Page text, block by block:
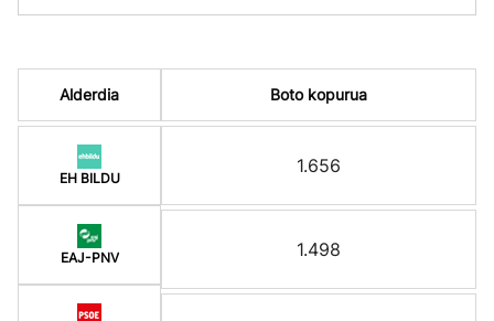
Alderdia
EH BILDU
EAJ-PNV
Boto kopurua
1.656
1.498